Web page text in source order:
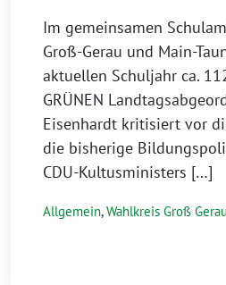
Im gemeinsamen
Groß-Gerau und Main-
aktuellen Schuljahr ca.
GRÜNEN
Eisenhardt kritisiert vor
die bisherige
CDU-Kultusministers […]
Allgemein,Wahlkreis Groß Gerau